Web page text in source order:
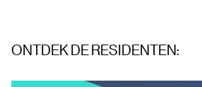
ONTDEK DE RESIDENTEN: